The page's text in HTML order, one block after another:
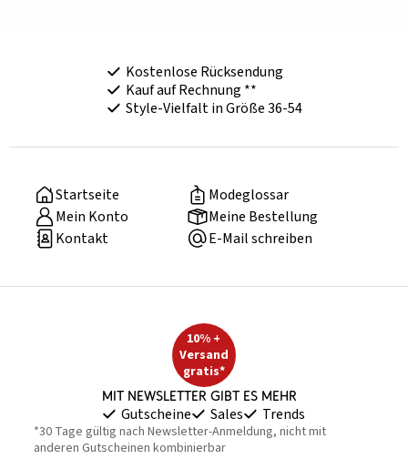
Kostenlose Rücksendung
Kauf auf Rechnung **
Style-Vielfalt in Größe 36-54
Startseite
Modeglossar
Mein Konto
Meine Bestellung
Kontakt
E-Mail schreiben
10% +
Versand
gratis*
Mit Newsletter gibt es mehr
Gutscheine Sales Trends
*30 Tage gültig nach Newsletter-Anmeldung, nicht mit
anderen Gutscheinen kombinierbar